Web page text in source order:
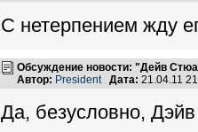
С нетерпением жду
Обсуждение новости: "Дейв
Автор: President Дата: 21.04.11
Да, безусловно,